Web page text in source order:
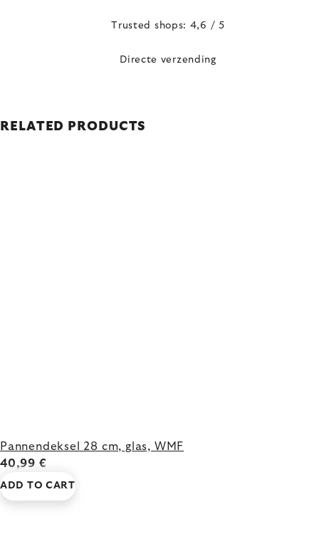
Trusted shops: 4,6 / 5
Directe verzending
RELATED PRODUCTS
Pannendeksel 28 cm, glas, WMF
40,99 €
ADD TO CART